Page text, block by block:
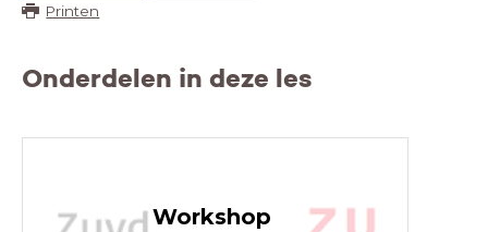
Printen
Onderdelen in deze les
Workshop